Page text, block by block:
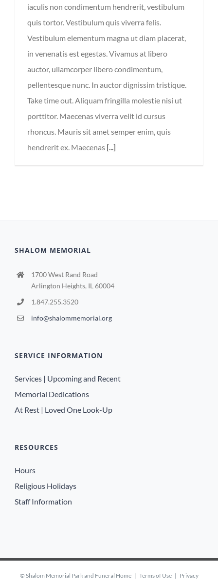
iaculis non condimentum hendrerit, vestibulum
quis tortor. Vestibulum quis viverra felis.
Vestibulum elementum magna ut diam placerat,
in venenatis est egestas. Vivamus at libero
auctor, ullamcorper libero condimentum,
pellentesque nunc. In auctor dignissim tristique.
Take time out. Aliquam fringilla molestie nisi ut
porttitor. Maecenas viverra velit id cursus
rhoncus. Mauris sit amet semper enim, quis
hendrerit ex. Maecenas [...]
SHALOM MEMORIAL
1700 West Rand Road
Arlington Heights, IL 60004
1.847.255.3520
info@shalommemorial.org
SERVICE INFORMATION
Services | Upcoming and Recent
Memorial Dedications
At Rest | Loved One Look-Up
RESOURCES
Hours
Religious Holidays
Staff Information
© Shalom Memorial Park and Funeral Home| Terms of Use| Privacy